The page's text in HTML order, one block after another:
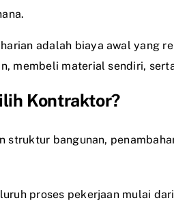
adalah biaya awal yang
membeli material sendiri,
Kontraktor?
struktur bangunan,
proses pekerjaan mulai